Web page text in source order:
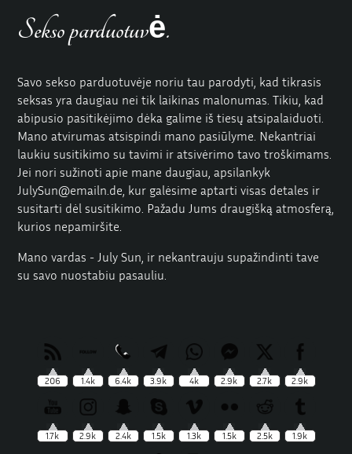
206 1.4k 6.4k 3.9k 4k 2.9k 2.7k 2.9k
1.7k 2.9k 2.4k 1.5k 1.3k 1.5k 2.5k 1.9k
Sekso parduotuvė.
Savo sekso parduotuvėje noriu tau parodyti, kad tikrasis
seksas yra daugiau nei tik laikinas malonumas. Tikiu, kad
abipusio pasitikėjimo dėka galime iš tiesų atsipalaiduoti.
Mano atvirumas atsispindi mano pasiūlyme. Nekantriai
laukiu susitikimo su tavimi ir atsivėrimo tavo troškimams.
Jei nori sužinoti apie mane daugiau,apsilankyk
JulySun@emailn.de, kur galėsime aptarti visas detales ir
susitarti dėl susitikimo. Pažadu Jums draugišką atmosferą,
kurios nepamiršite.
Mano vardas - July Sun, ir nekantrauju supažindinti tave
su savo nuostabiu pasauliu.